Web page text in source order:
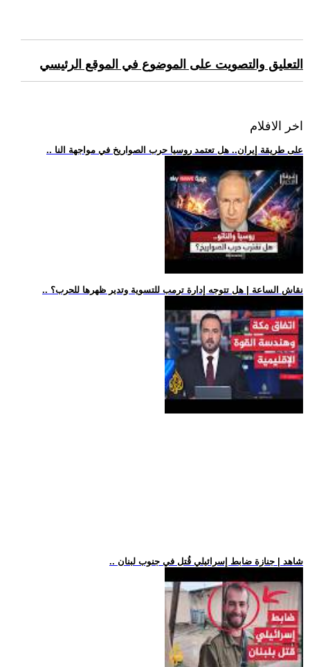
التعليق والتصويت على الموضوع في الموقع الرئيسي
اخر الافلام
.. على طريقة إيران.. هل تعتمد روسيا حرب الصواريخ في مواجهة النا
.. نقاش الساعة | هل تتوجه إدارة ترمب للتسوية وتدير ظهرها للحرب؟
.. شاهد | جنازة ضابط إسرائيلي قُتل في جنوب لبنان